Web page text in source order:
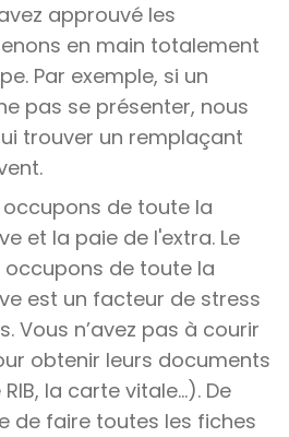
approuvé les
en main totalement
Par exemple, si un
pas se présenter, nous
trouver un remplaçant
occupons de toute la
et la paie de l'extra. Le
de toute la
est un facteur de stress
Vous n’avez pas à courir
obtenir leurs documents
la carte vitale...). De
de faire toutes les fiches